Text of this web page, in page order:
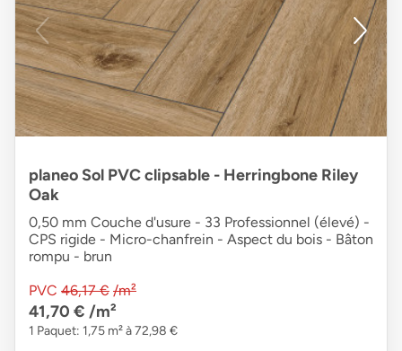
planeo Sol PVC clipsable - Herringbone Riley
Oak
0,50 mm Couche d'usure - 33 Professionnel (élevé) -
CPS rigide - Micro-chanfrein - Aspect du bois - Bâton
rompu - brun
PVC 46,17 € /m²
41,70 € /m²
1 Paquet: 1,75 m² à 72,98 €